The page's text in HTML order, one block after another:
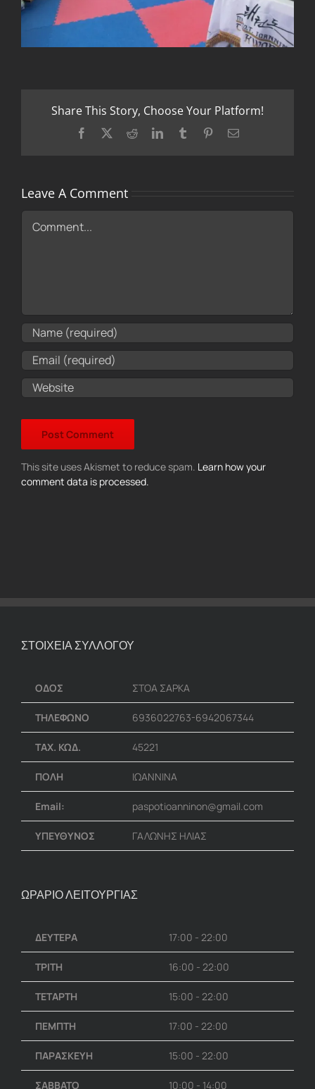
Share This Story, Choose Your Platform!
Facebook RedditLinkedInTumblr PinterestEmail
Leave A Comment
Comment
This site uses Akismet to reduce spam. Learn how your
comment data is processed.
ΣΤΟΙΧΕΙΑ ΣΥΛΛΟΓΟΥ
ΟΔΟΣ ΣΤΟΑ ΣΑΡΚΑ
ΤΗΛΕΦΩΝΟ 6936022763-6942067344
ΤΑΧ. ΚΩΔ. 45221
ΠΟΛΗ ΙΩΑΝΝΙΝΑ
Email: paspotioanninon@gmail.com
ΥΠΕΥΘΥΝΟΣ ΓΑΛΩΝΗΣ ΗΛΙΑΣ
ΩΡΑΡΙΟ ΛΕΙΤΟΥΡΓΙΑΣ
ΔΕΥΤΕΡΑ 17:00 - 22:00
ΤΡΙΤΗ 16:00 - 22:00
ΤΕΤΑΡΤΗ 15:00 - 22:00
ΠΕΜΠΤΗ 17:00 - 22:00
ΠΑΡΑΣΚΕΥΗ 15:00 - 22:00
ΣΑΒΒΑΤΟ 10:00 - 14:00